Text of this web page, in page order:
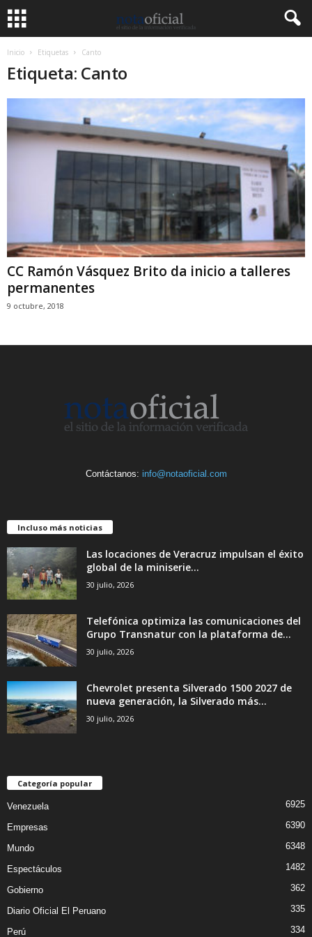
Inicio Etiquetas Canto
Etiqueta: Canto
CC Ramón Vásquez Brito da inicio a talleres
permanentes
9 octubre, 2018
Contáctanos: info@notaoficial.com
Incluso más noticias
Las locaciones de Veracruz impulsan el éxito
global de la miniserie...
30 julio, 2026
Telefónica optimiza las comunicaciones del
Grupo Transnatur con la plataforma de...
30 julio, 2026
Chevrolet presenta Silverado 1500 2027 de
nueva generación, la Silverado más...
30 julio, 2026
Categoría popular
Venezuela 6925
Empresas 6390
Mundo 6348
Espectáculos 1482
Gobierno 362
Diario Oficial El Peruano 335
Perú 334